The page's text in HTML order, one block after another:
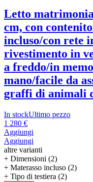
Letto
cm, con
incluso/con rete
rivestimento in
a freddo/in
mano/facile da
graffi di animali
In stockUltimo pezzo
1 280 €
Aggiungi
Aggiungi
altre varianti
+ Dimensioni (2)
+ Materasso incluso (2)
+ Tipo di testiera (2)